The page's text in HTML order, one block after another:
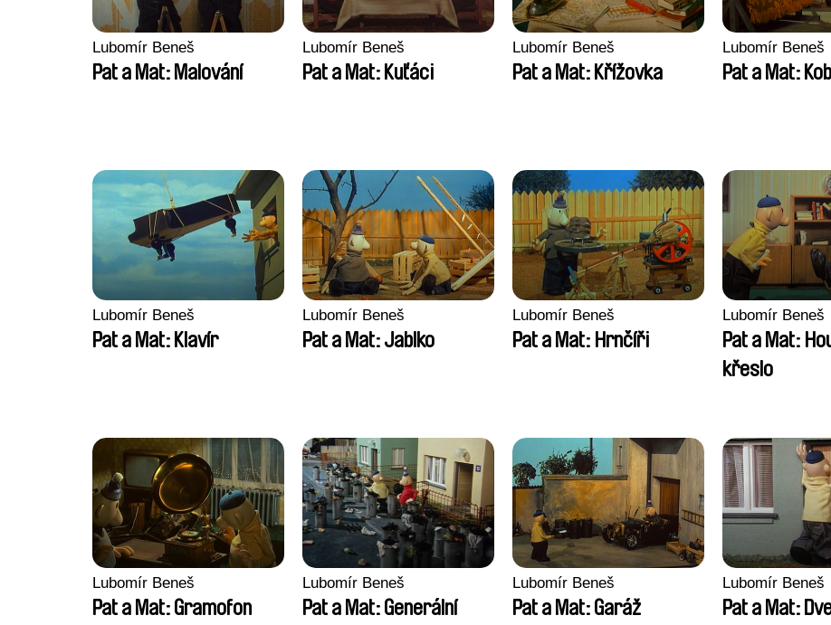
Lubomír Beneš
Pat a Mat: Malování
Lubomír Beneš
Pat a Mat: Kuťáci
Lubomír Beneš
Pat a Mat: Křížovka
Lubomír Beneš
Pat a Mat:
Lubomír Beneš
Pat a Mat: Klavír
Lubomír Beneš
Pat a Mat: Jablko
Lubomír Beneš
Pat a Mat: Hrnčíři
Lubomír Beneš
Pat a Mat:
křeslo
Lubomír Beneš
Pat a Mat: Gramofon
Lubomír Beneš
Pat a Mat: Generální
Lubomír Beneš
Pat a Mat: Garáž
Lubomír Beneš
Pat a Mat: